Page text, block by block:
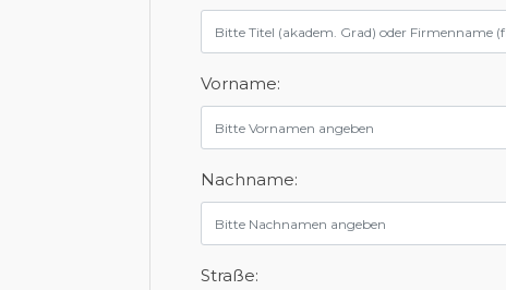
Vorname:
Nachname:
Straße: